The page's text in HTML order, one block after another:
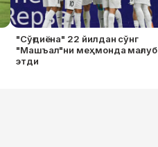
"Сўғдиёна" 22 йилдан сўнг
"Машъал"ни меҳмонда мағлуб
этди